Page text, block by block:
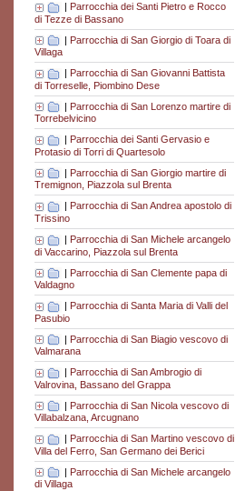
| Parrocchia dei Santi Pietro e Rocco
di Tezze di Bassano
| Parrocchia di San Giorgio di Toara di
Villaga
Parrocchia di San Giovanni Battista
di Torreselle, Piombino Dese
| Parrocchia di San Lorenzo martire di
Torrebelvicino
Parrocchia dei Santi Gervasio e
Protasio di Torri di Quartesolo
| Parrocchia di San Giorgio martire di
Tremignon, Piazzola sul Brenta
Parrocchia di San Andrea apostolo di
Trissino
| Parrocchia di San Michele arcangelo
di Vaccarino, Piazzola sul Brenta
| Parrocchia di San Clemente papa di
Valdagno
| Parrocchia di Santa Maria di Valli del
Pasubio
| Parrocchia di San Biagio vescovo di
Valmarana
| Parrocchia di San Ambrogio di
Valrovina, Bassano del Grappa
| Parrocchia di San Nicola vescovo di
Villabalzana, Arcugnano
Parrocchia di San Martino vescovo di
Villa del Ferro, San Germano dei Berici
| Parrocchia di San Michele arcangelo
di Villaga